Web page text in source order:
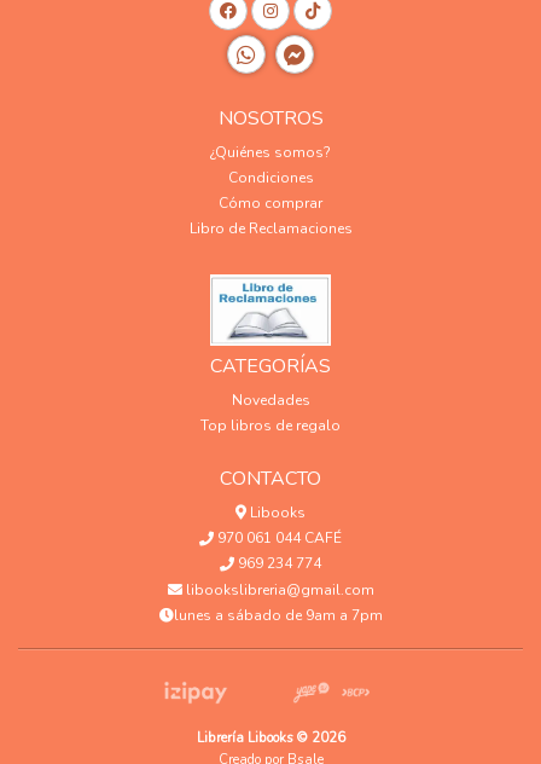
NOSOTROS
¿Quiénes somos?
Condiciones
Cómo comprar
Libro de Reclamaciones
CATEGORÍAS
Novedades
Top libros de regalo
CONTACTO
Libooks
970 061 044 CAFÉ
969 234 774
libookslibreria@gmail.com
lunes a sábado de 9am a 7pm
Librería Libooks © 2026
Creado por Bsale